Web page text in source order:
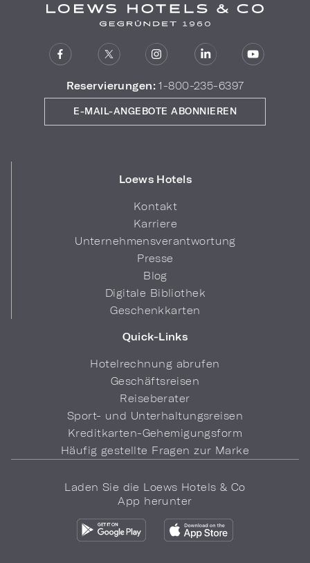
Reservierungen:1-800-235-6397
Loews Hotels
Kontakt
Karriere
Unternehmensverantwortung
Presse
Blog
Digitale Bibliothek
Geschenkkarten
Quick-Links
Hotelrechnung abrufen
Geschäftsreisen
Reiseberater
Sport- und Unterhaltungsreisen
Kreditkarten-Gehemigungsform
Häufig gestellte Fragen zur Marke
E-MAIL-ANGEBOTE ABONNIEREN
Laden Sie die Loews Hotels & Co
App herunter